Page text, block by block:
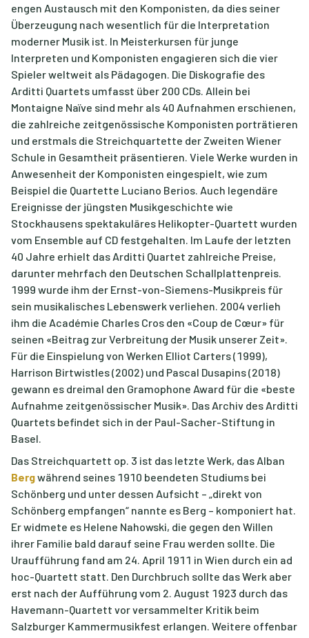
engen Austausch mit den Komponisten, da dies seiner
Überzeugung nach wesentlich für die Interpretation
moderner Musik ist. In Meisterkursen für junge
Interpreten und Komponisten engagieren sich die vier
Spieler weltweit als Pädagogen. Die Diskografie des
Arditti Quartets umfasst über 200 CDs. Allein bei
Montaigne Naïve sind mehr als 40 Aufnahmen erschienen,
die zahlreiche zeitgenössische Komponisten porträtieren
und erstmals die Streichquartette der Zweiten Wiener
Schule in Gesamtheit präsentieren. Viele Werke wurden in
Anwesenheit der Komponisten eingespielt, wie zum
Beispiel die Quartette Luciano Berios. Auch legendäre
Ereignisse der jüngsten Musikgeschichte wie
Stockhausens spektakuläres Helikopter-Quartett wurden
vom Ensemble auf CD festgehalten. Im Laufe der letzten
40 Jahre erhielt das Arditti Quartet zahlreiche Preise,
darunter mehrfach den Deutschen Schallplattenpreis.
1999 wurde ihm der Ernst-von-Siemens-Musikpreis für
sein musikalisches Lebenswerk verliehen. 2004 verlieh
ihm die Académie Charles Cros den «Coup de Cœur» für
seinen «Beitrag zur Verbreitung der Musik unserer Zeit».
Für die Einspielung von Werken Elliot Carters (1999),
Harrison Birtwistles (2002) und Pascal Dusapins (2018)
gewann es dreimal den Gramophone Award für die «beste
Aufnahme zeitgenössischer Musik». Das Archiv des Arditti
Quartets befindet sich in der Paul-Sacher-Stiftung in
Basel.
Das Streichquartett op. 3 ist das letzte Werk, das Alban
Bergwährend seines 1910 beendeten Studiums bei
Schönberg und unter dessen Aufsicht – „direkt von
Schönberg empfangen“ nannte es Berg – komponiert hat.
Er widmete es Helene Nahowski, die gegen den Willen
ihrer Familie bald darauf seine Frau werden sollte. Die
Uraufführung fand am 24. April 1911 in Wien durch ein ad
hoc-Quartett statt. Den Durchbruch sollte das Werk aber
erst nach der Aufführung vom 2. August 1923 durch das
Havemann-Quartett vor versammelter Kritik beim
Salzburger Kammermusikfest erlangen. Weitere offenbar